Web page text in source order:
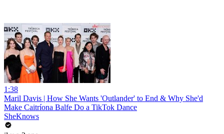
1:38
Maril Davis | How She Wants 'Outlander' to End & Why She'd
Make Caitríona Balfe Do a TikTok Dance
SheKnows